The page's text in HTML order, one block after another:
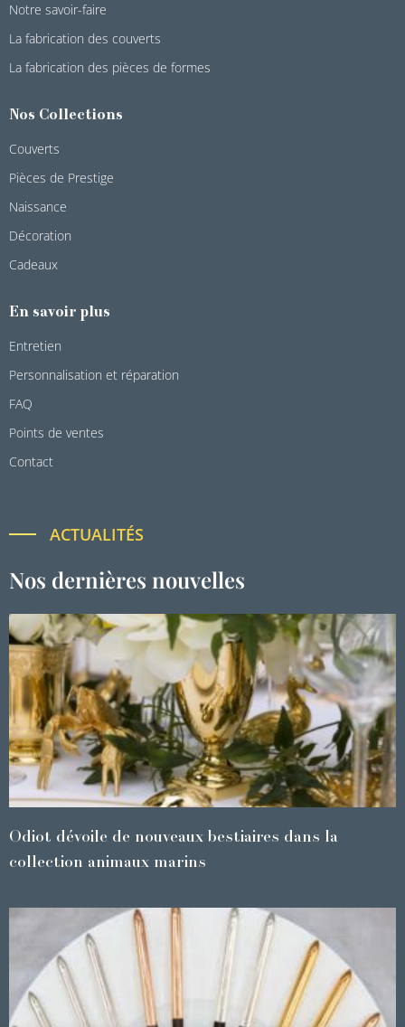
Notre savoir-faire
La fabrication des couverts
La fabrication des pièces de formes
Nos Collections
Couverts
Pièces de Prestige
Naissance
Décoration
Cadeaux
En savoir plus
Entretien
Personnalisation et réparation
FAQ
Points de ventes
Contact
ACTUALITÉS
Nos dernières nouvelles
Odiot dévoile de nouveaux bestiaires dans la
collection animaux marins